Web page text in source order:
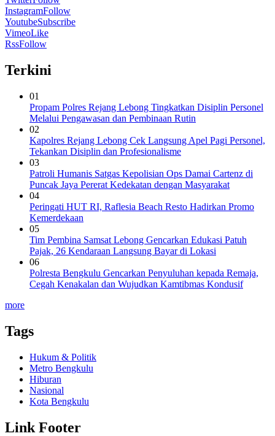
InstagramFollow
YoutubeSubscribe
VimeoLike
RssFollow
Terkini
01
Propam Polres Rejang Lebong Tingkatkan Disiplin Personel
Melalui Pengawasan dan Pembinaan Rutin
02
Kapolres Rejang Lebong Cek Langsung Apel Pagi Personel,
Tekankan Disiplin dan Profesionalisme
03
Patroli Humanis Satgas Kepolisian Ops Damai Cartenz di
Puncak Jaya Pererat Kedekatan dengan Masyarakat
04
Peringati HUT RI, ‎Raflesia Beach Resto Hadirkan Promo
Kemerdekaan
05
Tim Pembina Samsat Lebong Gencarkan Edukasi Patuh
Pajak, 26 Kendaraan Langsung Bayar di Lokasi
06
Polresta Bengkulu Gencarkan Penyuluhan kepada Remaja,
Cegah Kenakalan dan Wujudkan Kamtibmas Kondusif
more
Tags
Hukum & Politik
Metro Bengkulu
Hiburan
Nasional
Kota Bengkulu
Link Footer